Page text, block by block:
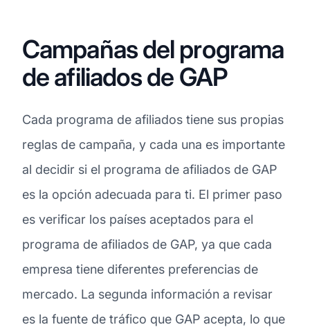
Campañas del programa
de afiliados de GAP
Cada programa de afiliados tiene sus propias
reglas de campaña, y cada una es importante
al decidir si el programa de afiliados de GAP
es la opción adecuada para ti. El primer paso
es verificar los países aceptados para el
programa de afiliados de GAP, ya que cada
empresa tiene diferentes preferencias de
mercado. La segunda información a revisar
es la fuente de tráfico que GAP acepta, lo que